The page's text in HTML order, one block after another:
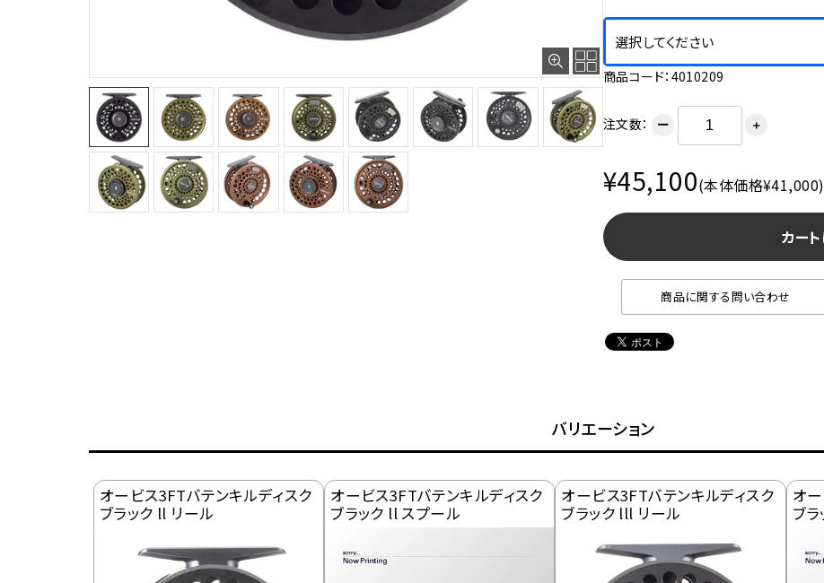
選択してください
商品コード：4010209
注文数： ー ＋
¥45,100(本体価格¥41,000)
カー
商品に関する問い合わせ
バリエーション
オービス3FTバテンキルディスク
ブラック ll リール
オービス3FTバテンキルディスク
ブラック ll スプール
オービス3FTバテンキルディスク
ブラック lll リール
オ
ブ